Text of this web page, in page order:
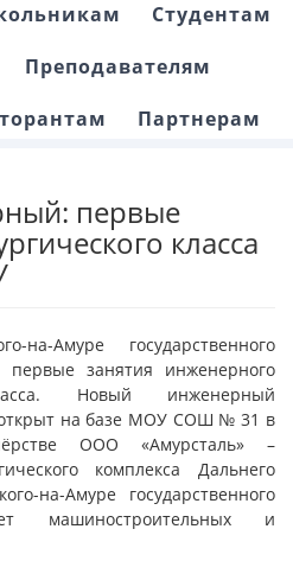
Студентам
Преподавателям
Партнерам
первые
класса
на-Амуре государственного
первые занятия инженерного
Новый инженерный
открыт на базе МОУ СОШ № 31 в
ООО «Амурсталь» –
комплекса Дальнего
на-Амуре государственного
машиностроительных и